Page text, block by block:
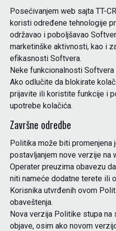
Posećivanjem web sajta TT-
koristi određene tehnologije
održavao i poboljšavao
marketinške aktivnosti, kao i
efikasnosti Softvera.
Neke funkcionalnosti
Ako odlučite da blokirate
prijavite ili koristite funkcije i
upotrebe kolačića.
Završne odredbe
Politika može biti promenjena
postavljanjem nove verzije na
Operater preuzima obavezu
niti nameće dodatne terete ili
Korisnika utvrđenih ovom
obaveštenja.
Nova verzija Politike stupa na
objave, osim ako novom